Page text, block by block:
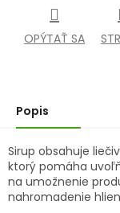
OPÝTAŤ SA
Popis
Sirup obsahuje
ktorý pomáha
na umožnenie
nahromadenie